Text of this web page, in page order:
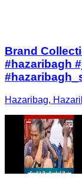
Brand
#hazaribagh
Hazaribag,